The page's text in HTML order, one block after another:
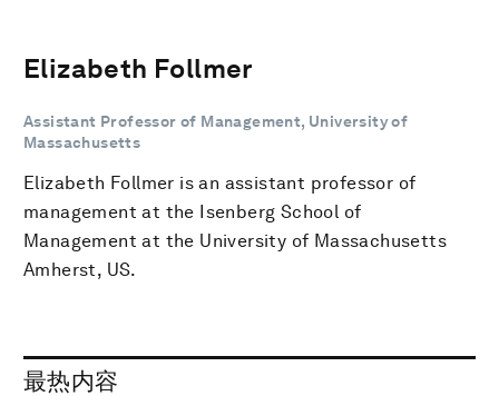
Elizabeth Follmer
Assistant Professor of Management, University of
Massachusetts
Elizabeth Follmer is an assistant professor of
management at the Isenberg School of
Management at the University of Massachusetts
Amherst, US.
最热内容